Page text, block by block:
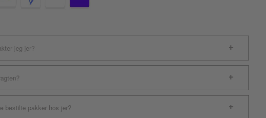
jeg jer?
bestilte pakker hos jer?